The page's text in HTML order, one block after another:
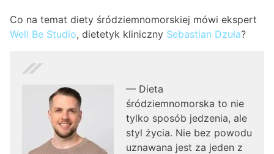
Co na temat diety śródziemnomorskiej mówi ekspert
Well Be Studio, dietetyk kliniczny Sebastian Dzuła?
— Dieta
śródziemnomorska to nie
tylko sposób jedzenia, ale
styl życia. Nie bez powodu
uznawana jest za jeden z